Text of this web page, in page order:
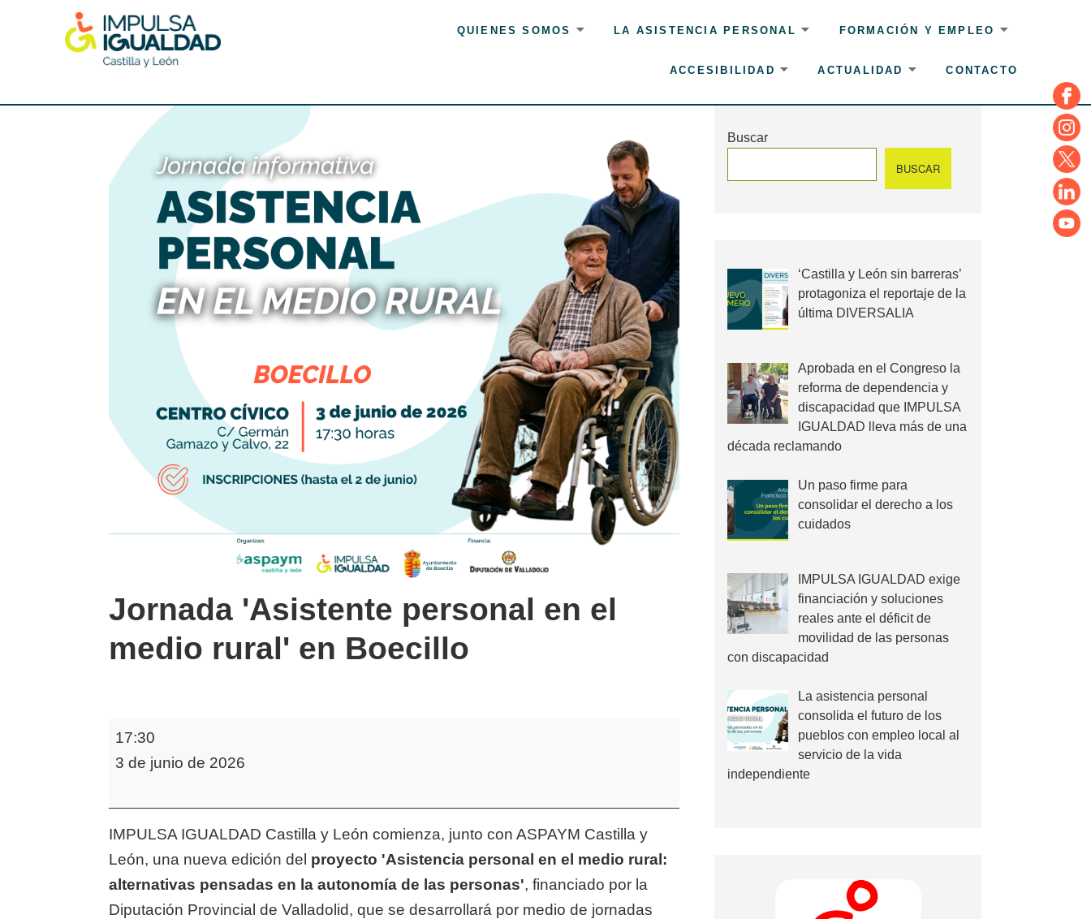
QUIENES SOMOS LA ASISTENCIA PERSONAL FORMACIÓN Y EMPLEO
ACCESIBILIDAD ACTUALIDAD CONTACTO
Jornada 'Asistente personal en el
medio rural' en Boecillo
Jornada
'Asistente
en
el
medio
rural'
en
17:30
3 de junio de 2026
IMPULSA IGUALDAD Castilla y León comienza, junto con ASPAYM Castilla y
León, una nueva edición del proyecto 'Asistencia personal en el medio rural:
alternativas pensadas en la autonomía de las personas', financiado por la
Diputación Provincial de Valladolid, que se desarrollará por medio de jornadas
Buscar
BUSCAR
‘Castilla y León sin barreras’
protagoniza el reportaje de la
última DIVERSALIA
Aprobada en el Congreso la
reforma de dependencia y
discapacidad que IMPULSA
IGUALDAD lleva más de una
década reclamando
Un paso firme para
consolidar el derecho a los
cuidados
IMPULSA IGUALDAD exige
financiación y soluciones
reales ante el déficit de
movilidad de las personas
con discapacidad
La asistencia personal
consolida el futuro de los
pueblos con empleo local al
servicio de la vida
independiente